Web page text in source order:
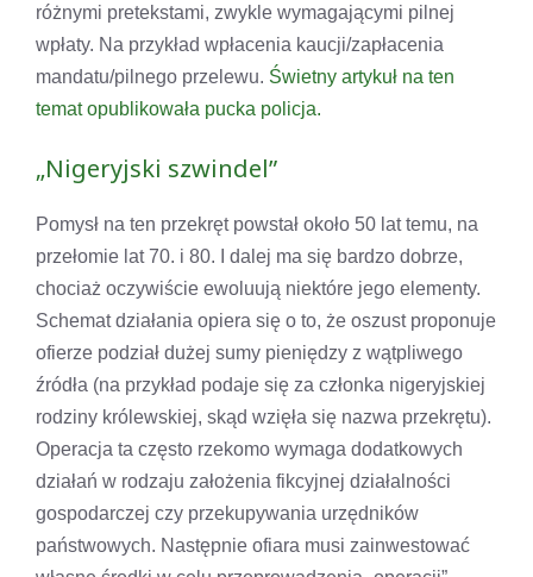
różnymi pretekstami, zwykle wymagającymi pilnej
wpłaty. Na przykład wpłacenia kaucji/zapłacenia
mandatu/pilnego przelewu. Świetny artykuł na ten
temat opublikowała pucka policja.
„Nigeryjski szwindel”
Pomysł na ten przekręt powstał około 50 lat temu, na
przełomie lat 70. i 80. I dalej ma się bardzo dobrze,
chociaż oczywiście ewoluują niektóre jego elementy.
Schemat działania opiera się o to, że oszust proponuje
ofierze podział dużej sumy pieniędzy z wątpliwego
źródła (na przykład podaje się za członka nigeryjskiej
rodziny królewskiej, skąd wzięła się nazwa przekrętu).
Operacja ta często rzekomo wymaga dodatkowych
działań w rodzaju założenia fikcyjnej działalności
gospodarczej czy przekupywania urzędników
państwowych. Następnie ofiara musi zainwestować